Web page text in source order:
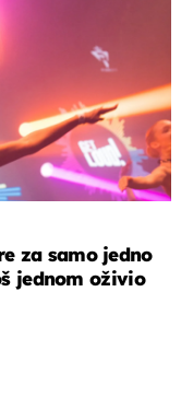
za samo jedno
jednom oživio